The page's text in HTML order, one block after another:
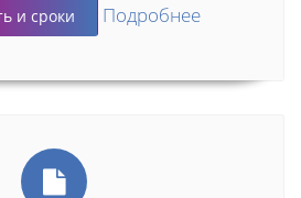
и сроки Подробнее